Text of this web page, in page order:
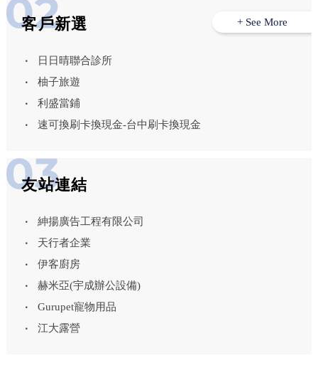
客戶新選
日日晴聯合診所
柚子旅遊
利盛當鋪
速可換刷卡換現金-台中刷卡換現金
+ See More
友站連結
紳揚廣告工程有限公司
天行者企業
伊客廚房
赫米亞(宇成辦公設備)
Gurupet寵物用品
江大露營